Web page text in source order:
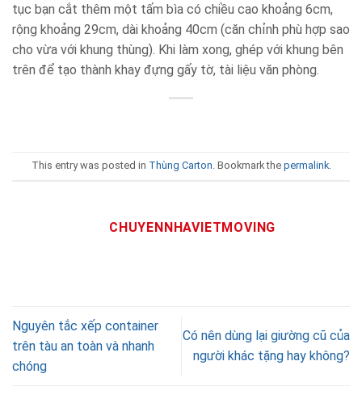
tục bạn cắt thêm một tấm bìa có chiều cao khoảng 6cm,
rộng khoảng 29cm, dài khoảng 40cm (căn chỉnh phù hợp sao
cho vừa với khung thùng). Khi làm xong, ghép với khung bên
trên để tạo thành khay đựng gấy tờ, tài liệu văn phòng.
This entry was posted in Thùng Carton. Bookmark the permalink.
CHUYENNHAVIETMOVING
Nguyên tắc xếp container
trên tàu an toàn và nhanh
chóng
Có nên dùng lại giường cũ của
người khác tặng hay không?